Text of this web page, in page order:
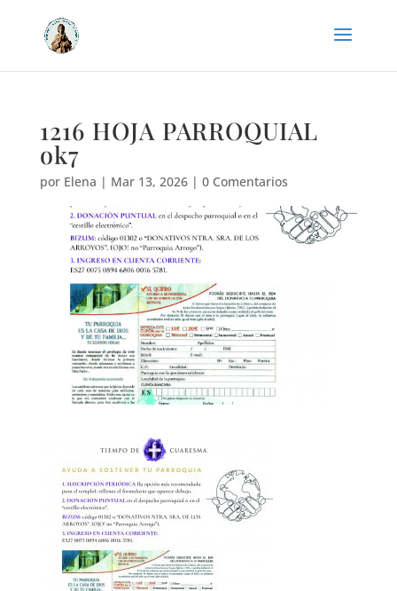
1216 HOJA PARROQUIAL
ok7
por Elena | Mar 13, 2026| 0 Comentarios